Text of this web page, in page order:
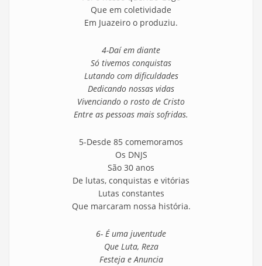
Que em coletividade
Em Juazeiro o produziu.
4-Daí em diante
Só tivemos conquistas
Lutando com dificuldades
Dedicando nossas vidas
Vivenciando o rosto de Cristo
Entre as pessoas mais sofridas.
5-Desde 85 comemoramos
Os DNJS
São 30 anos
De lutas, conquistas e vitórias
Lutas constantes
Que marcaram nossa história.
6- É uma juventude
Que Luta, Reza
Festeja e Anuncia